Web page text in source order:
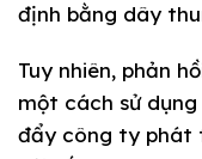
định bằng dây
Tuy nhiên, phản
một cách sử
đẩy công ty phát